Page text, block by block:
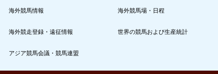
海外競馬情報 海外競馬場・日程
海外競走登録・遠征情報 世界の競馬および生産統計
アジア競馬会議・競馬連盟